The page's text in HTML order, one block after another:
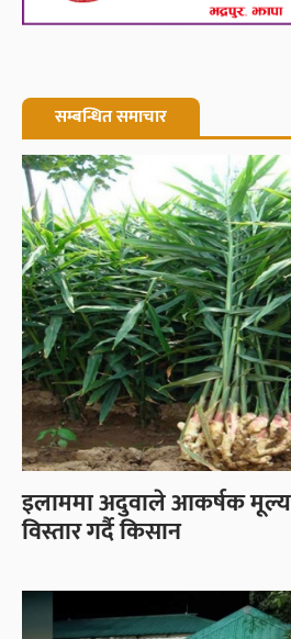
सम्बन्धित समाचार
इलाममा अदुवाले आकर्षक
विस्तार गर्दै किसान